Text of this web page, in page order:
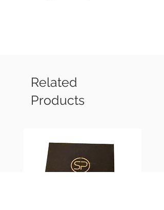
Related
Products